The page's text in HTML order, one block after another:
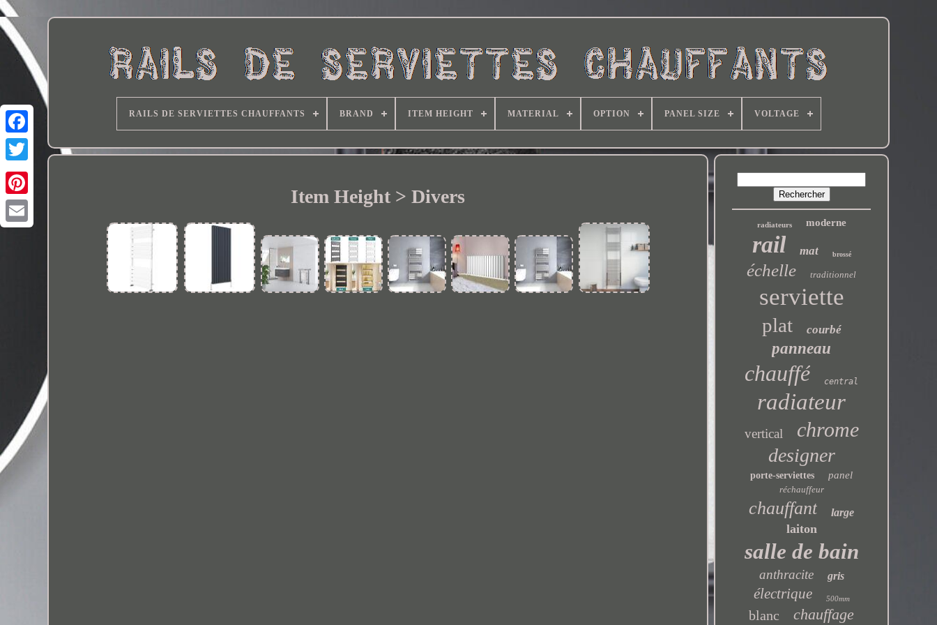
RAILS DE SERVIETTES CHAUFFANTS BRAND ITEM HEIGHT MATERIAL OPTION PANEL SIZE VOLTAGE
Item Height > Divers
radiateurs moderne
rail mat brossé
échelle traditionnel
serviette
plat courbé
panneau
chauffé central
radiateur
vertical chrome
designer
porte-serviettes panel
réchauffeur
chauffant large
laiton
salle de bain
anthracite gris
électrique 500mm
blanc chauffage